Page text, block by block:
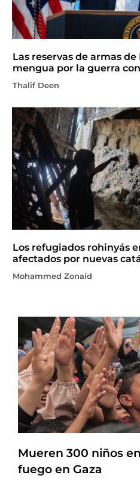
Las reservas de armas
mengua por la guerra
Thalif Deen
Los refugiados rohinyás
afectados por nuevas
Mohammed Zonaid
Mueren 300 niños
fuego en Gaza